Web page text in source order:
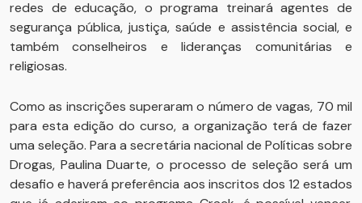
redes de educação, o programa treinará agentes de
segurança pública, justiça, saúde e assistência social, e
também conselheiros e lideranças comunitárias e
religiosas.
Como as inscrições superaram o número de vagas, 70 mil
para esta edição do curso, a organização terá de fazer
uma seleção. Para a secretária nacional de Políticas sobre
Drogas, Paulina Duarte, o processo de seleção será um
desafio e haverá preferência aos inscritos dos 12 estados